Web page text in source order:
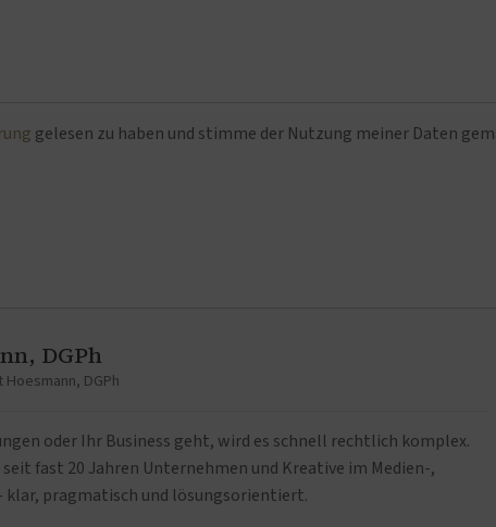
gelesen zu haben und stimme der Nutzung meiner Daten
DGPh
DGPh
oder Ihr Business geht, wird es schnell rechtlich komplex.
fast 20 Jahren Unternehmen und Kreative im Medien-,
klar, pragmatisch und lösungsorientiert.